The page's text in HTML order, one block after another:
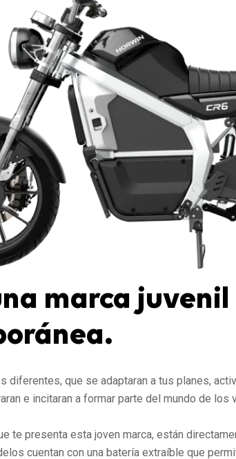
marca juvenil
diferentes, que se adaptaran a tus planes,
e incitaran a formar parte del mundo de los
te presenta esta joven marca, están
cuentan con una batería extraíble que